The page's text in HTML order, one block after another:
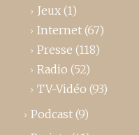
Jeux (1)
Internet (67)
Presse (118)
Radio (52)
TV-Vidéo (93)
Podcast (9)